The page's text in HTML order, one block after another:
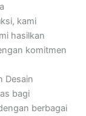
kami
hasilkan
komitmen
Desain
bagi
berbagai